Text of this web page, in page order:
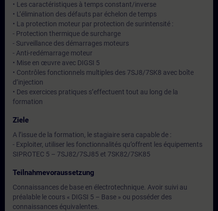
• Les caractéristiques à temps constant/inverse
• L’élimination des défauts par échelon de temps
• La protection moteur par protection de surintensité :
- Protection thermique de surcharge
- Surveillance des démarrages moteurs
- Anti-redémarrage moteur
• Mise en œuvre avec DIGSI 5
• Contrôles fonctionnels multiples des 7SJ8/7SK8 avec boîte
d’injection
• Des exercices pratiques s’effectuent tout au long de la
formation
Ziele
A l’issue de la formation, le stagiaire sera capable de :
- Exploiter, utiliser les fonctionnalités qu’offrent les équipements
SIPROTEC 5 – 7SJ82/7SJ85 et 7SK82/7SK85
Teilnahmevoraussetzung
Connaissances de base en électrotechnique. Avoir suivi au
préalable le cours « DIGSI 5 – Base » ou posséder des
connaissances équivalentes.